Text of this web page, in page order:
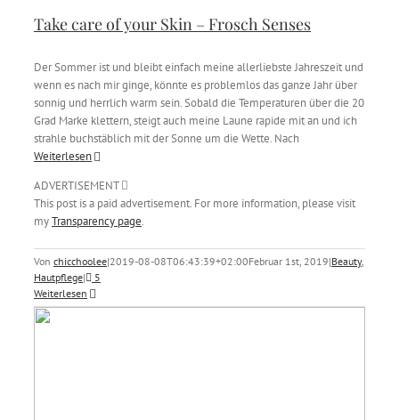
Take care of your Skin – Frosch Senses
Der Sommer ist und bleibt einfach meine allerliebste Jahreszeit und
wenn es nach mir ginge, könnte es problemlos das ganze Jahr über
sonnig und herrlich warm sein. Sobald die Temperaturen über die 20
Grad Marke klettern, steigt auch meine Laune rapide mit an und ich
strahle buchstäblich mit der Sonne um die Wette. Nach
Weiterlesen
ADVERTISEMENT
This post is a paid advertisement. For more information, please visit
myTransparency page.
Von chicchoolee|2019-08-08T06:43:39+02:00Februar 1st, 2019|Beauty,
Hautpflege|
5
Weiterlesen